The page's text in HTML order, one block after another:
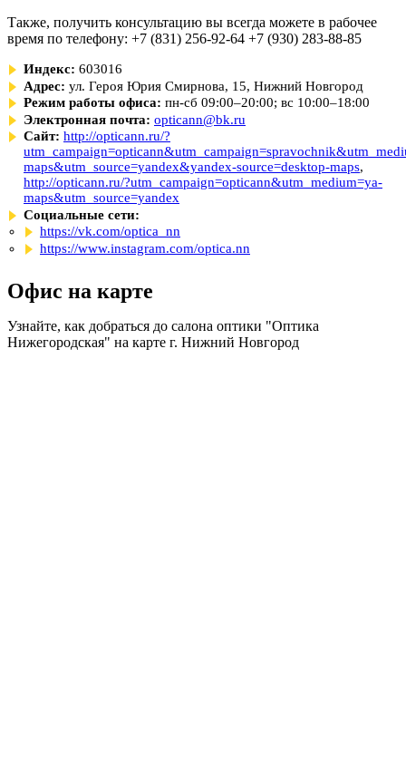
Также, получить консультацию вы всегда можете в рабочее
время по телефону: +7 (831) 256-92-64 +7 (930) 283-88-85
Индекс: 603016
Адрес: ул. Героя Юрия Смирнова, 15, Нижний Новгород
Режим работы офиса: пн-сб 09:00–20:00; вс 10:00–18:00
Электронная почта: opticann@bk.ru
Сайт: http://opticann.ru/?
maps&utm_source=yandex&yandex-source=desktop-maps,
http://opticann.ru/?utm_campaign=opticann&utm_medium=ya-
maps&utm_source=yandex
Социальные сети:
https://vk.com/optica_nn
https://www.instagram.com/optica.nn
Офис на карте
Узнайте, как добраться до салона оптики "Оптика
Нижегородская" на карте г. Нижний Новгород